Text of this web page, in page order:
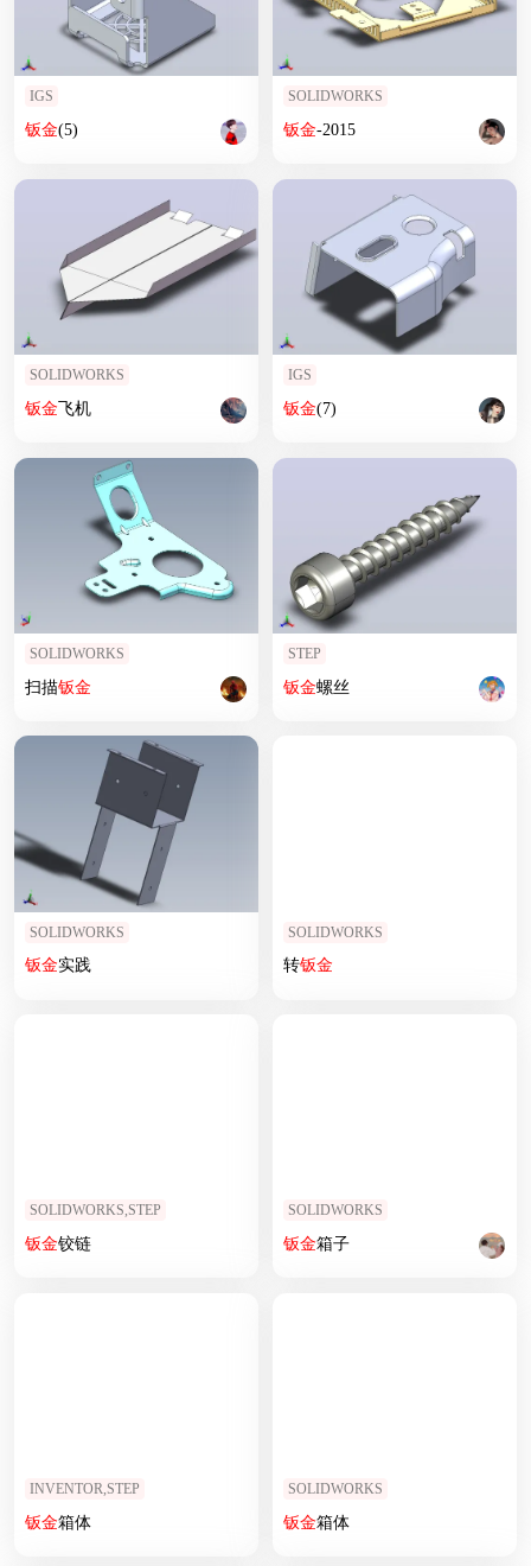
IGS
钣金(5)
SOLIDWORKS
钣金-2015
SOLIDWORKS
钣金飞机
IGS
钣金(7)
SOLIDWORKS
扫描钣金
STEP
钣金螺丝
SOLIDWORKS
钣金实践
SOLIDWORKS
转钣金
SOLIDWORKS,STEP
钣金铰链
SOLIDWORKS
钣金箱子
INVENTOR,STEP
钣金箱体
SOLIDWORKS
钣金箱体